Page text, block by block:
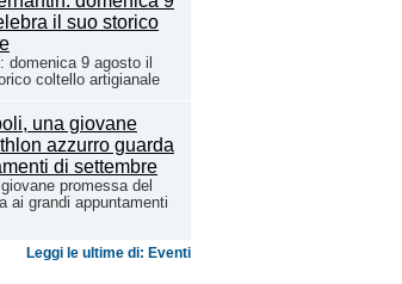
domenica 9 agosto il
coltello artigianale
promessa del
ai grandi appuntamenti
Leggi le ultime di: Eventi